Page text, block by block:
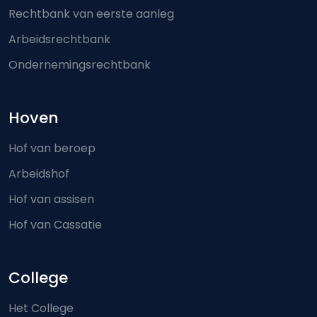
Rechtbank van eerste aanleg
Arbeidsrechtbank
Ondernemingsrechtbank
Hoven
Hof van beroep
Arbeidshof
Hof van assisen
Hof van Cassatie
College
Het College